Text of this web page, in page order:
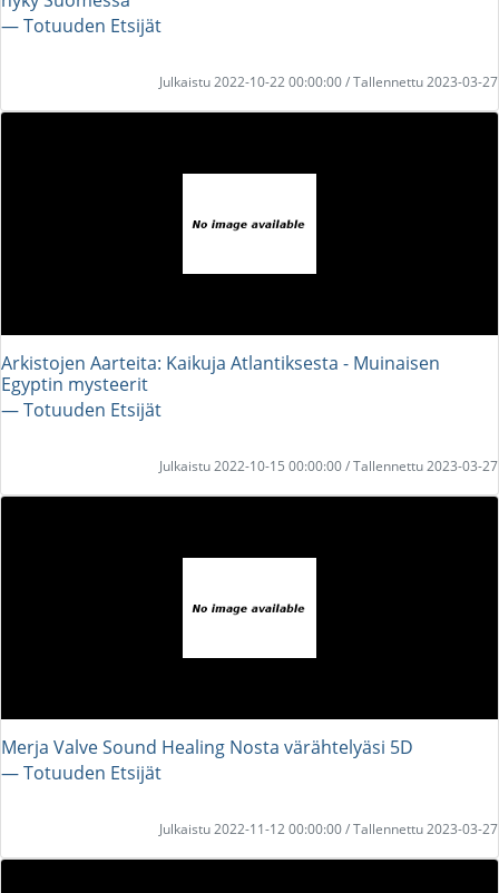
― Totuuden Etsijät
Julkaistu 2022-10-22 00:00:00 / Tallennettu 2023-03-27
Arkistojen Aarteita: Kaikuja Atlantiksesta - Muinaisen
Egyptin mysteerit
― Totuuden Etsijät
Julkaistu 2022-10-15 00:00:00 / Tallennettu 2023-03-27
Merja Valve Sound Healing Nosta värähtelyäsi 5D
― Totuuden Etsijät
Julkaistu 2022-11-12 00:00:00 / Tallennettu 2023-03-27